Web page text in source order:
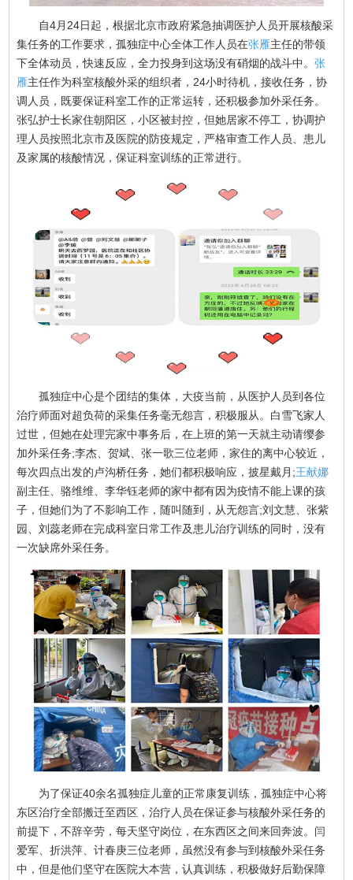
自4月24日起，根据北京市政府紧急抽调医护人员开展核酸采
集任务的工作要求，孤独症中心全体工作人员在张雁主任的带领
下全体动员，快速反应，全力投身到这场没有硝烟的战斗中。张
雁主任作为科室核酸外采的组织者，24小时待机，接收任务，协
调人员，既要保证科室工作的正常运转，还积极参加外采任务。
张弘护士长家住朝阳区，小区被封控，但她居家不停工，协调护
理人员按照北京市及医院的防疫规定，严格审查工作人员、患儿
及家属的核酸情况，保证科室训练的正常进行。
孤独症中心是个团结的集体，大疫当前，从医护人员到各位
治疗师面对超负荷的采集任务毫无怨言，积极服从。白雪飞家人
过世，但她在处理完家中事务后，在上班的第一天就主动请缨参
加外采任务;李杰、贺斌、张一歌三位老师，家住的离中心较近，
每次四点出发的卢沟桥任务，她们都积极响应，披星戴月;王献娜
副主任、骆维维、李华钰老师的家中都有因为疫情不能上课的孩
子，但她们为了不影响工作，随叫随到，从无怨言;刘文慧、张紫
园、刘蕊老师在完成科室日常工作及患儿治疗训练的同时，没有
一次缺席外采任务。
为了保证40余名孤独症儿童的正常康复训练，孤独症中心将
东区治疗全部搬迁至西区，治疗人员在保证参与核酸外采任务的
前提下，不辞辛劳，每天坚守岗位，在东西区之间来回奔波。闫
爱军、折洪萍、计春庚三位老师，虽然没有参与到核酸外采任务
中，但是他们坚守在医院大本营，认真训练，积极做好后勤保障